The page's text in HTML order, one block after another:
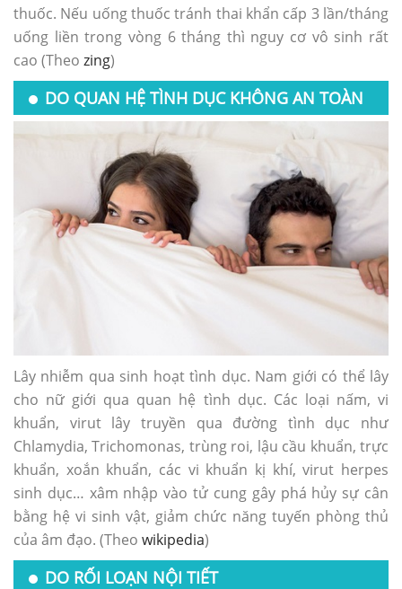
thuốc. Nếu uống thuốc tránh thai khẩn cấp 3 lần/tháng
uống liền trong vòng 6 tháng thì nguy cơ vô sinh rất
cao (Theo zing)
DO QUAN HỆ TÌNH DỤC KHÔNG AN TOÀN
Lây nhiễm qua sinh hoạt tình dục. Nam giới có thể lây
cho nữ giới qua quan hệ tình dục. Các loại nấm, vi
khuẩn, virut lây truyền qua đường tình dục như
Chlamydia, Trichomonas, trùng roi, lậu cầu khuẩn, trực
khuẩn, xoắn khuẩn, các vi khuẩn kị khí, virut herpes
sinh dục… xâm nhập vào tử cung gây phá hủy sự cân
bằng hệ vi sinh vật, giảm chức năng tuyến phòng thủ
của âm đạo. (Theo wikipedia)
DO RỐI LOẠN NỘI TIẾT